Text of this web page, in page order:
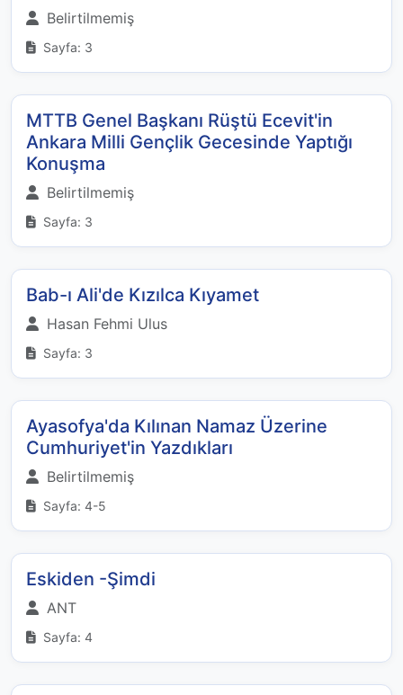
Belirtilmemiş
Sayfa: 3
MTTB Genel Başkanı Rüştü Ecevit'in
Ankara Milli Gençlik Gecesinde Yaptığı
Konuşma
Belirtilmemiş
Sayfa: 3
Bab-ı Ali'de Kızılca Kıyamet
Hasan Fehmi Ulus
Sayfa: 3
Ayasofya'da Kılınan Namaz Üzerine
Cumhuriyet'in Yazdıkları
Belirtilmemiş
Sayfa: 4-5
Eskiden -Şimdi
ANT
Sayfa: 4